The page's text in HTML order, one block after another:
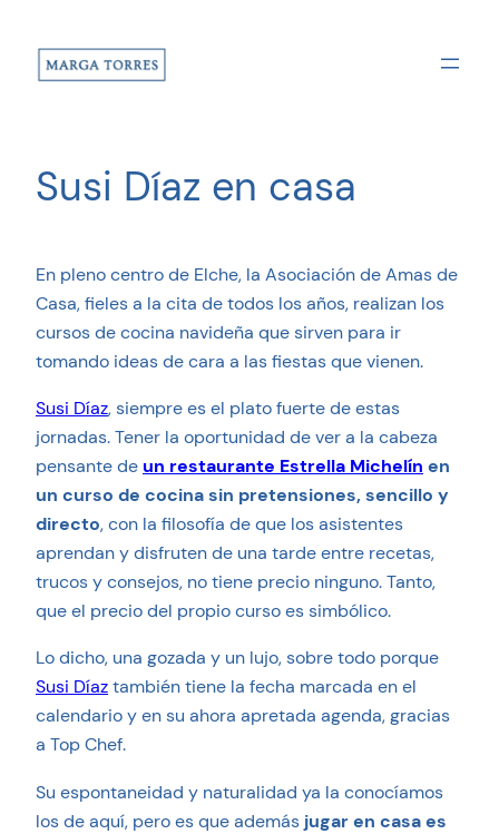
contenido
Susi Díaz en casa
En pleno centro de Elche, la Asociación de Amas de
Casa, fieles a la cita de todos los años, realizan los
cursos de cocina navideña que sirven para ir
tomando ideas de cara a las fiestas que vienen.
Susi Díaz, siempre es el plato fuerte de estas
jornadas. Tener la oportunidad de ver a la cabeza
pensante de un restaurante Estrella Michelín en
un curso de cocina sin pretensiones, sencillo y
directo, con la filosofía de que los asistentes
aprendan y disfruten de una tarde entre recetas,
trucos y consejos, no tiene precio ninguno. Tanto,
que el precio del propio curso es simbólico.
Lo dicho, una gozada y un lujo, sobre todo porque
Susi Díaztambién tiene la fecha marcada en el
calendario y en su ahora apretada agenda, gracias
a Top Chef.
Su espontaneidad y naturalidad ya la conocíamos
los de aquí, pero es que además jugar en casa es